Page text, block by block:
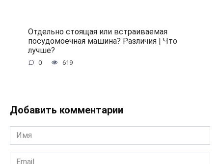
Отдельно стоящая или встраиваемая
посудомоечная машина? Различия | Что
лучше?
0 619
Добавить комментарии
Имя
*
Email